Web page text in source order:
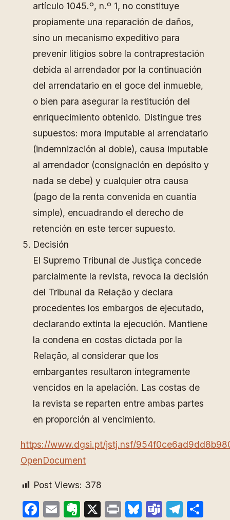
artículo 1045.º, n.º 1, no constituye
propiamente una reparación de daños,
sino un mecanismo expeditivo para
prevenir litigios sobre la contraprestación
debida al arrendador por la continuación
del arrendatario en el goce del inmueble,
o bien para asegurar la restitución del
enriquecimiento obtenido. Distingue tres
supuestos: mora imputable al arrendatario
(indemnización al doble), causa imputable
al arrendador (consignación en depósito y
nada se debe) y cualquier otra causa
(pago de la renta convenida en cuantía
simple), encuadrando el derecho de
retención en este tercer supuesto.
Decisión
El Supremo Tribunal de Justiça concede
parcialmente la revista, revoca la decisión
del Tribunal da Relação y declara
procedentes los embargos de ejecutado,
declarando extinta la ejecución. Mantiene
la condena en costas dictada por la
Relação, al considerar que los
embargantes resultaron íntegramente
vencidos en la apelación. Las costas de
la revista se reparten entre ambas partes
en proporción al vencimiento.
https://www.dgsi.pt/jstj.nsf/
OpenDocument
Post Views: 378
Facebook
EmailEvernote
X PrintBluesky
Teams